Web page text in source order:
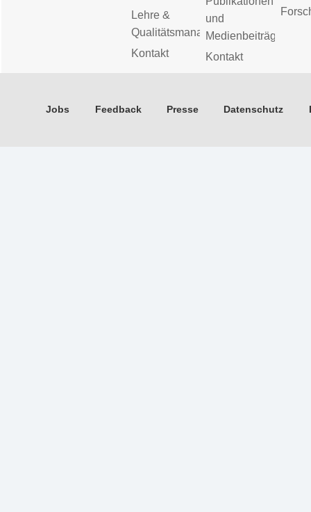
Lehre &
Qualitätsmanagement
Kontakt
und
Medienbeiträge
Kontakt
Jobs Feedback Presse Datenschutz